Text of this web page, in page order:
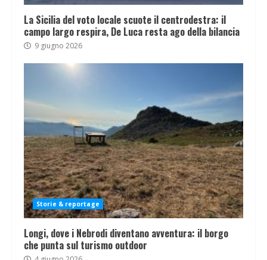
La Sicilia del voto locale scuote il centrodestra: il
campo largo respira, De Luca resta ago della bilancia
9 giugno 2026
Storie & reportage
Longi, dove i Nebrodi diventano avventura: il borgo
che punta sul turismo outdoor